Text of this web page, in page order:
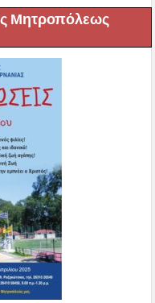
Μητροπόλεως